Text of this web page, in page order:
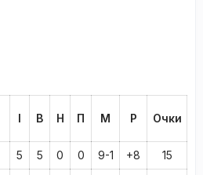
І В Н П М Р Очки
5 5 0 0 9-1 +8 15